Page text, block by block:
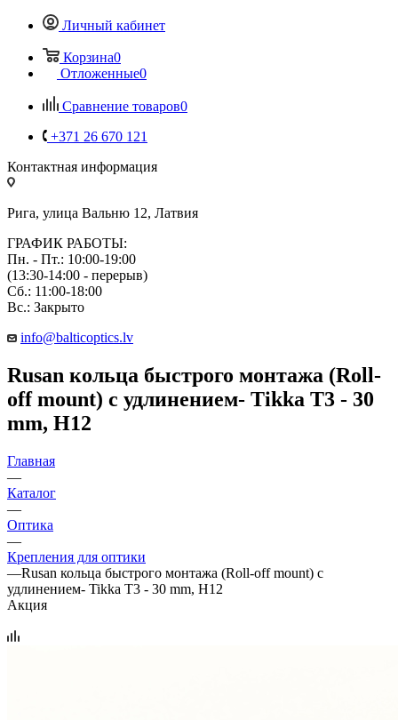
Личный кабинет
Корзина0
Отложенные0
Сравнение товаров0
+371 26 670 121
Контактная информация
Рига, улица Вальню 12, Латвия
ГРАФИК РАБОТЫ:
Пн. - Пт.: 10:00-19:00
(13:30-14:00 - перерыв)
Сб.: 11:00-18:00
Вс.: Закрыто
info@balticoptics.lv
Rusan кольца быстрого монтажа (Roll-
off mount) с удлинением- Tikka T3 - 30
mm, H12
Главная
—
Каталог
—
Оптика
—
Крепления для оптики
—Rusan кольца быстрого монтажа (Roll-off mount) с
удлинением- Tikka T3 - 30 mm, H12
Акция